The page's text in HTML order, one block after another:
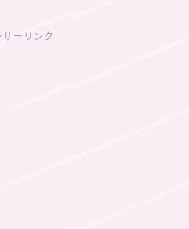
サーリンク